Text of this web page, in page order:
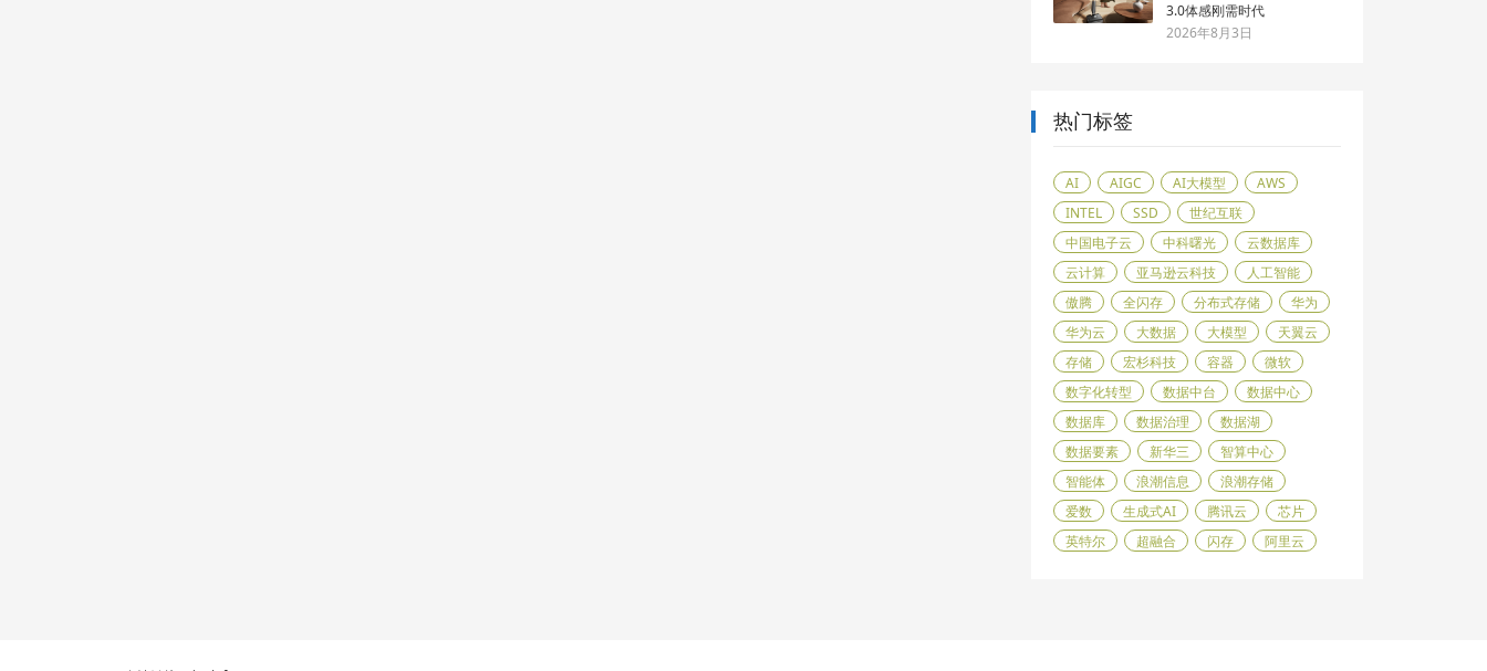
3.0体感刚需时代
2026年8月3日
热门标签
AI AIGC AI大模型
AWS
INTEL
SSD
世纪互联
中国电子云
中科曙光
云数据库
云计算
亚马逊云科技
人工智能
傲腾
全闪存 分布式存储
华为
华为云
大数据 大模型
天翼云
存储
宏杉科技 容器
微软
数字化转型
数据中台
数据中心
数据库
数据治理
数据湖
数据要素
新华三
智算中心
智能体
浪潮信息
浪潮存储
爱数
生成式AI 腾讯云
芯片
英特尔
超融合 闪存 阿里云